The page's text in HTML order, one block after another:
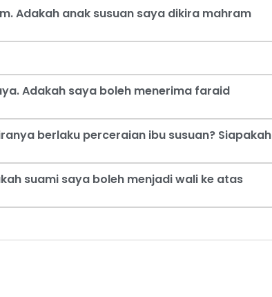
Adakah anak susuan saya dikira mahram
Adakah saya boleh menerima faraid
berlaku perceraian ibu susuan? Siapakah
suami saya boleh menjadi wali ke atas